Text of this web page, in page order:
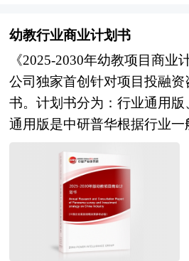
规划指导目标和工程设计发展
建议，为工程设计行业发展提
容和研究成果。 中研普华通
期跟踪监测，分析工程设计
特性、获取能力、产业链和
信息资源，为客户提供深度的
告，以专业的研究方法帮助客
计行业，发现投资价值和投资
险，提高管理和运营能力。工
事工程设计行业投资之前，对
更新、政策预警系统、战略沙
赋能客户构建可持续的海外
环境、市场分析（市场规模、
等）、竞争分析（行业集中
群、竞争因素等）、产品价
代品和互补品分析、行业主
分析、行业赢利能力、行业
析、子行业分析、区域市场分
行业发展前景预测及相关的经
告研究框架全面、严谨，分析
统，真实准确地反映了我国营
场发展现状和未来发展趋势。
对单一，主要充当一块可增强
不断丰富，支持AI语音助手、
等智能功能。 AR眼镜的发展
集成度方向发展。光学技术
术的进步使得AR眼镜更加轻
此外，AI技术的加入使得AR
大幅提升，能够实时提供翻译
来，AR眼镜不仅会在消费市
将在工业维修、医疗培训等B
来几年内，AR眼镜市场将迎
幼教行业商业计划书
《2025-2030年幼教项目商业
公司独家首创针对项目投融资
书。计划书分为：行业通用
通用版是中研普华根据行业
指标数据，作为行业通用的模
自行补充单位信息，稍做调整
书使用。我们也可以根据企业
写专业定制版，并根据详细要
项目立项、上马、融资提供全
划书主要有以下几大用途：